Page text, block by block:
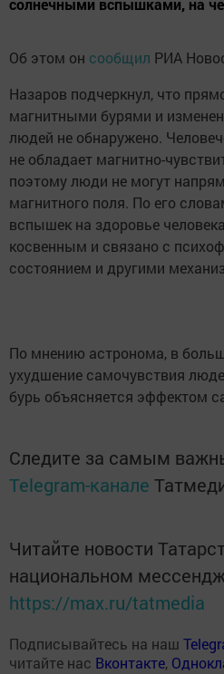
солнечными вспышками, на
Об этом он сообщил РИА
Назаров подчеркнул, что
магнитными бурями и
людей не обнаружено.
не обладает магнитно-
поэтому люди не могут
магнитного поля. По его
вспышек на здоровье
косвенным и связано с
состоянием и другими
По мнению астронома, в
ухудшение самочувствия
бурь объясняется эффектом
Следите за самым
Telegram-канале
Читайте новости
национальном
https://max.ru/tatmedia
Подписывайтесь на наш
читайте нас Вконтакте,